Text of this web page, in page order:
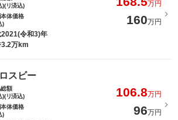
)(リ済込)
万円
体価格
)
160万円
2021(令和3)年
3.2万km
スビー
額
)(リ済込)
106.8万円
体価格
)
96万円